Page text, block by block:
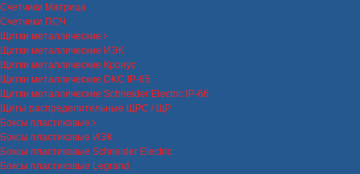
Счетчики Матрица
Счетчики ПСЧ
Щитки металлические
Щитки металлические ИЭК
Щитки металлические Кронус
Щитки металлические DKC IP-65
Щитки металлические Schneider Electric IP-66
Щиты распределительные ЩРС / ЩР
Боксы пластиковые
Боксы пластиковые ИЭК
Боксы пластиковые Schneider Electric
Боксы пластиковые Legrand